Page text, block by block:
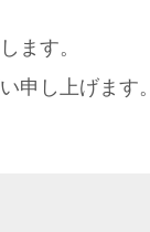
ます。
申し上げます。